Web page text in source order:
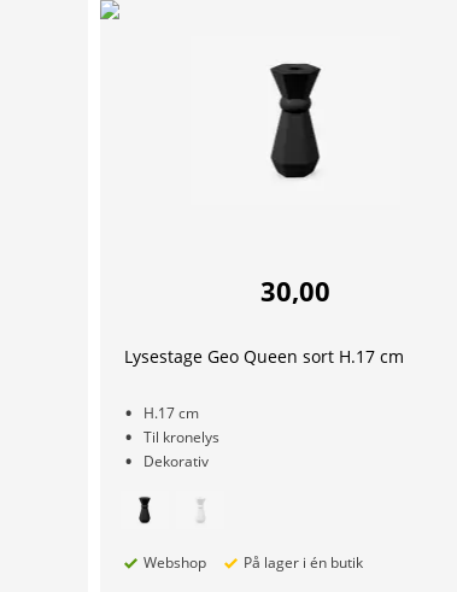
30,00
Lysestage Geo Queen sort H.17 cm
H.17 cm
Til kronelys
Dekorativ
Webshop På lager i én butik